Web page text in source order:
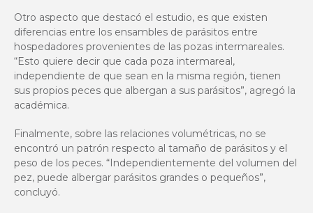
Otro aspecto que destacó el estudio, es que existen
diferencias entre los ensambles de parásitos entre
hospedadores provenientes de las pozas intermareales.
“Esto quiere decir que cada poza intermareal,
independiente de que sean en la misma región, tienen
sus propios peces que albergan a sus parásitos”, agregó la
académica.
Finalmente, sobre las relaciones volumétricas, no se
encontró un patrón respecto al tamaño de parásitos y el
peso de los peces. “Independientemente del volumen del
pez, puede albergar parásitos grandes o pequeños”,
concluyó.